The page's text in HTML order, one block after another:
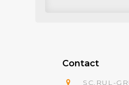
Contact
SC.RUL-